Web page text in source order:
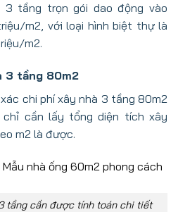
tầng trọn gói dao động vào
m2, với loại hình biệt thự là
m2.
3 tầng 80m2
chi phí xây nhà 3 tầng 80m2
cần lấy tổng diện tích xây
m2 là được.
tầng cần được tính toán chi tiết